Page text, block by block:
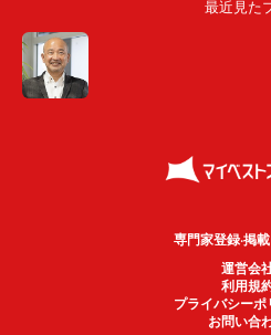
最近見た
専門家登録·掲
運営会
利用規
プライバシーポ
お問い合